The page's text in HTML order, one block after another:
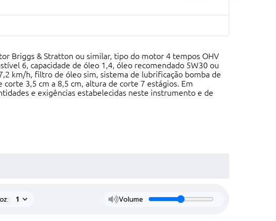
Briggs & Stratton ou similar, tipo do motor 4 tempos OHV
6, capacidade de óleo 1,4, óleo recomendado 5W30 ou
km/h, filtro de óleo sim, sistema de lubrificação bomba de
3,5 cm a 8,5 cm, altura de corte 7 estágios. Em
e exigências estabelecidas neste instrumento e de
Volume